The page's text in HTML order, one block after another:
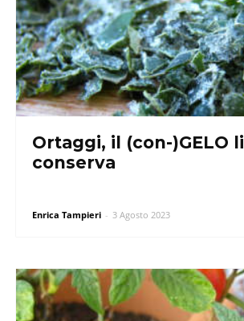
Ortaggi, il (con-)GELO li
conserva
Enrica Tampieri - 3 Agosto 2023